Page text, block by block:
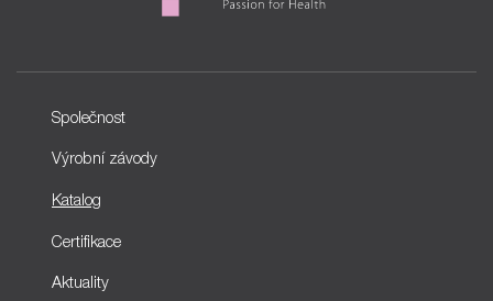
Společnost
Výrobní závody
Katalog
Certifikace
Aktuality